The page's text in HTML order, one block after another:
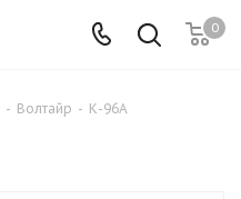
0
- Волтайр - К-96А